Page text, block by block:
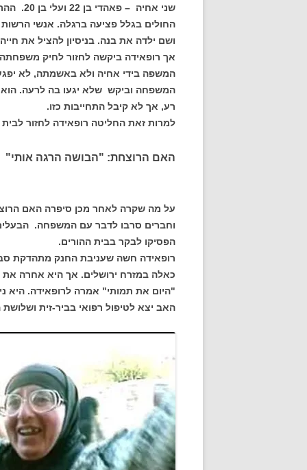
שני
החולים בגלל פציעה ברגלה. אנשי
ושם ילדה את בנה. בניסיון להציל את
אך רופאידה ביקשה לחזור לחיק
המשפה בידי אחיה ולא באשמתה, לא
המשפחה וביקש שלא יגעו בה לרעה.
רע, אך לא קיבל התחייבות כזו.
למרות זאת החליטה רופאידה לחזור
האם הרוצחת: "הבושה הרגה אותי"
על מה שקרה לאחר מכן סיפרה האם
וחברים סרבו לדבר עם המשפחה.
הפסיקו לבקר בבית ההורים.
רופאידה חשה שעניבת החנק מתהדקת
כאלה במזרח ירושלים. אך היא אחרה
"היום את תמותי" אמרה לרופאידה. היא
האב יצא לטיפול רפואי בביר-זית